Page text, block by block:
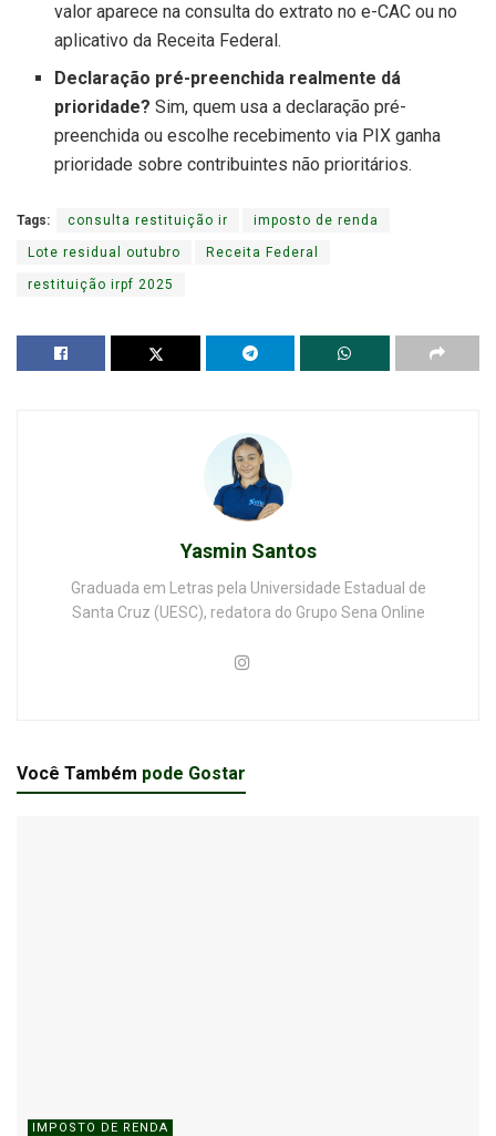
valor aparece na consulta do extrato no e-CAC ou no
aplicativo da Receita Federal.
Declaração pré-preenchida realmente dá
prioridade? Sim, quem usa a declaração pré-
preenchida ou escolhe recebimento via PIX ganha
prioridade sobre contribuintes não prioritários.
Tags: consulta restituição ir imposto de renda
Lote residual outubro Receita Federal
restituição irpf 2025
Yasmin Santos
Graduada em Letras pela Universidade Estadual de
Santa Cruz (UESC), redatora do Grupo Sena Online
Você Também pode Gostar
IMPOSTO DE RENDA